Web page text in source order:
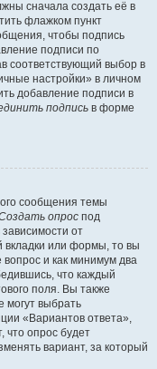
сначала создать её в
флажком пункт
чтобы подпись
подписи по
соответствующий выбор в
настройки» в личном
добавление подписи в
подпись в форме
сообщения темы
опрос под
от
вкладки или формы, то вы
и как минимум два
что каждый
поля. Вы также
могут выбрать
«Вариантов ответа»,
что опрос будет
вариант, за который